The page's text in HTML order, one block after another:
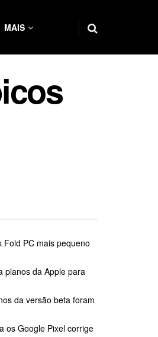
MAIS
Fold PC mais pequeno
planos da Apple para
da versão beta foram
os Google Pixel corrige